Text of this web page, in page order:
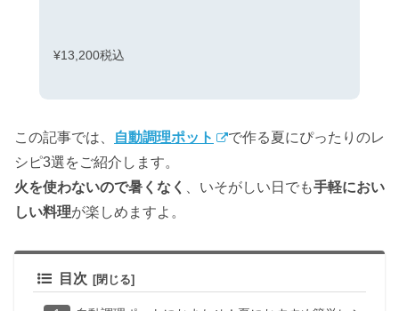
¥13,200税込
この記事では、 自動調理ポット
で作る夏にぴったりのレ
シピ3選をご紹介します。
火を使わないので暑くなく
、いそがしい日でも手軽におい
しい料理が楽しめますよ。
目次